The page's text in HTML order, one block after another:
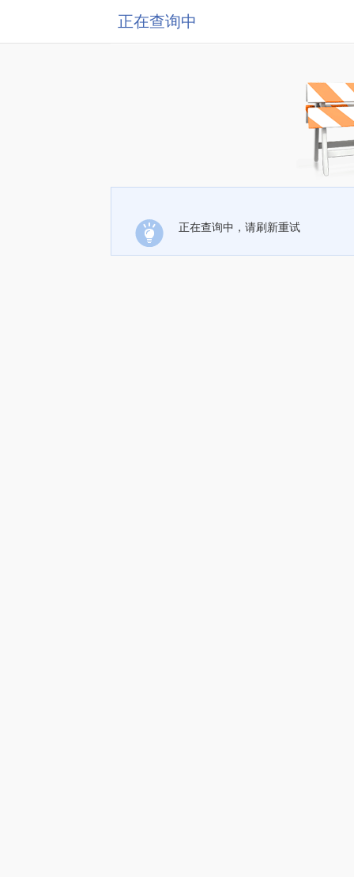
正在查询中
正在查询中，请刷新重试